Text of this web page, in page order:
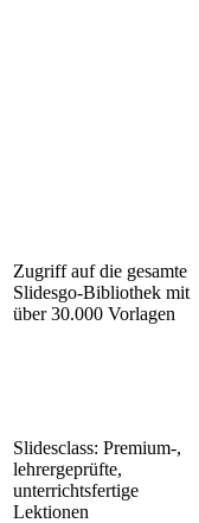
Zugriff auf die gesamte
Slidesgo-Bibliothek mit
über 30.000 Vorlagen
Slidesclass: Premium-,
lehrergeprüfte,
unterrichtsfertige
Lektionen